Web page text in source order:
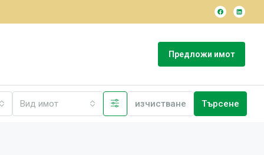
Предложи имот
Вид имот изчистване Търсене